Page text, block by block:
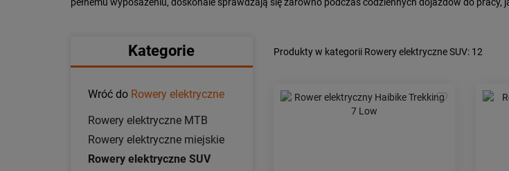
Kategorie
Wróć do Rowery elektryczne
Rowery elektryczne MTB
Rowery elektryczne miejskie
Rowery elektryczne SUV
Produkty w kategorii Rowery elektryczne SUV: 12